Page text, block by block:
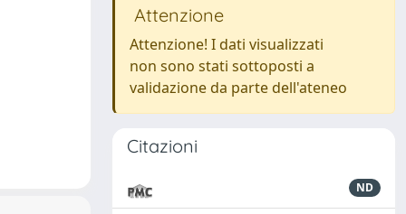
Attenzione
Attenzione! I dati visualizzati
non sono stati sottoposti a
validazione da parte dell'ateneo
Citazioni
ND